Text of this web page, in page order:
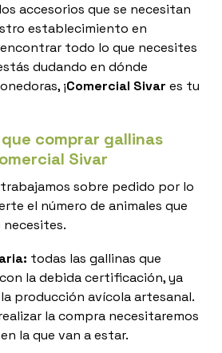
accesorios que se necesitan
establecimiento en
todo lo que necesites
dudando en dónde
¡Comercial Sivar es tu
comprar gallinas
Sivar
trabajamos sobre pedido por lo
el número de animales que
necesites.
todas las gallinas que
la debida certificación, ya
producción avícola artesanal.
la compra necesitaremos
la que van a estar.